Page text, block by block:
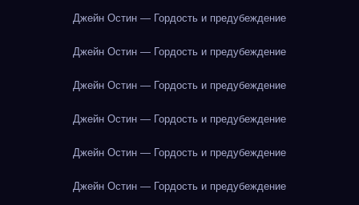
Джейн Остин — Гордость и предубеждение
Джейн Остин — Гордость и предубеждение
Джейн Остин — Гордость и предубеждение
Джейн Остин — Гордость и предубеждение
Джейн Остин — Гордость и предубеждение
Джейн Остин — Гордость и предубеждение